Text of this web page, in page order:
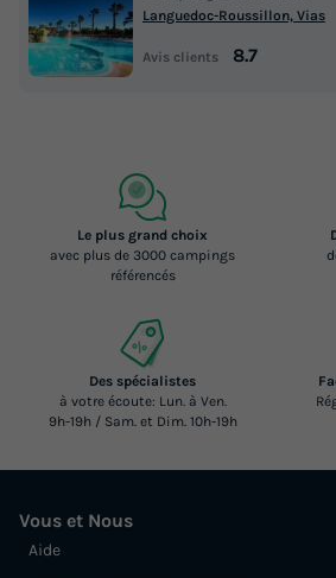
Languedoc-Roussillon, Vias
Avis clients 8.7
Le plus grand choix
avec plus de 3000 campings
référencés
Des spécialistes
à votre écoute: Lun. à Ven.
9h-19h / Sam. et Dim. 10h-19h
Vous et Nous
Aide